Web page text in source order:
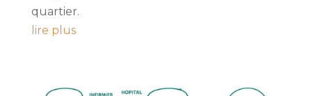
quartier.
lire plus